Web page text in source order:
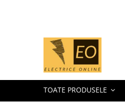
MCB - Sigurante automate
1 Modul (1P)
Curba B
TOATE PRODUSELE